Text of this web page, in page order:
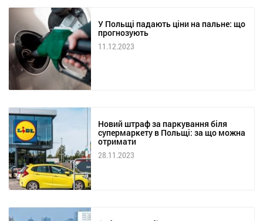
У Польщі падають ціни на пальне: що
прогнозують
11.12.2023
Новий штраф за паркування біля
супермаркету в Польщі: за що можна
отримати
28.11.2023